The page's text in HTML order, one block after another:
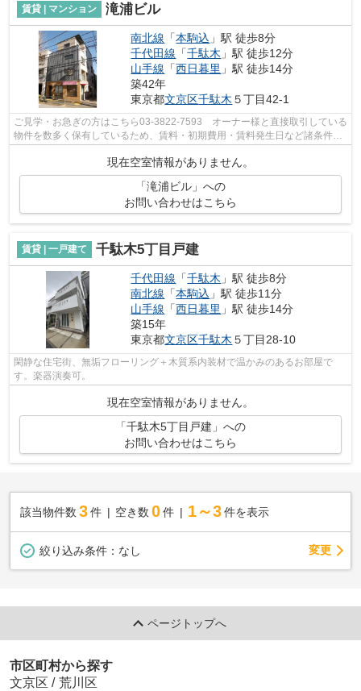
賃貸 | マンション 滝浦ビル
南北線 「本駒込 」駅 徒歩8分
千代田線 「千駄木 」駅 徒歩12分
山手線 「西日暮里 」駅 徒歩14分
築42年
東京都文京区千駄木 ５丁目42-1
ご見学・お急ぎの方はこちら03-3822-7593 オーナー様と直接取引している
物件を数多く保有しているため、賃料・初期費用・賃料発生日など諸条件を
現在空室情報がありません。
「滝浦ビル」への
お問い合わせはこちら
賃貸 | 一戸建て 千駄木5丁目戸建
千代田線 「千駄木 」駅 徒歩8分
南北線 「本駒込 」駅 徒歩11分
山手線 「西日暮里 」駅 徒歩14分
築15年
東京都文京区千駄木 ５丁目28-10
閑静な住宅街、無垢フローリング＋木質系内装材で温かみのあるお部屋で
す。楽器演奏可。
現在空室情報がありません。
「千駄木5丁目戸建」への
お問い合わせはこちら
該当物件数 3件 空き数 0 件 1～3 件を表示
絞り込み条件： なし 変更
ページトップへ
市区町村から探す
文京区 / 荒川区